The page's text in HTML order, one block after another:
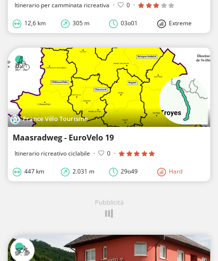
Itinerario per camminata ricreativa · 0 ·
12,6 km 305 m 03o01 Extreme
France Vélo Tourisme
Maasradweg - EuroVelo 19
Itinerario ricreativo ciclabile · 0 ·
447 km 2.031 m 29o49 Hard
Pubblicità